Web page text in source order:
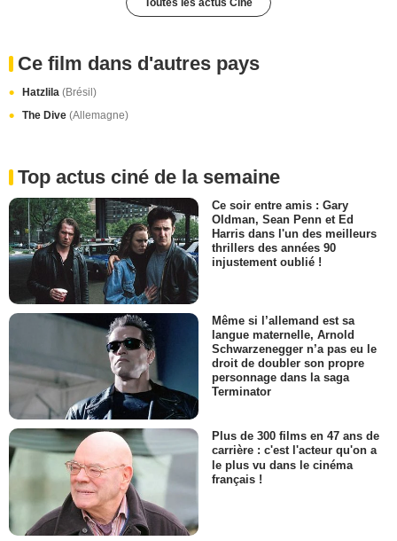
Ce film dans d'autres pays
Hatzlila (Brésil)
The Dive (Allemagne)
Top actus ciné de la semaine
Ce soir entre amis : Gary
Oldman, Sean Penn et Ed
Harris dans l'un des meilleurs
thrillers des années 90
injustement oublié !
Même si l’allemand est sa
langue maternelle, Arnold
Schwarzenegger n’a pas eu le
droit de doubler son propre
personnage dans la saga
Terminator
Plus de 300 films en 47 ans de
carrière : c'est l'acteur qu'on a
le plus vu dans le cinéma
français !